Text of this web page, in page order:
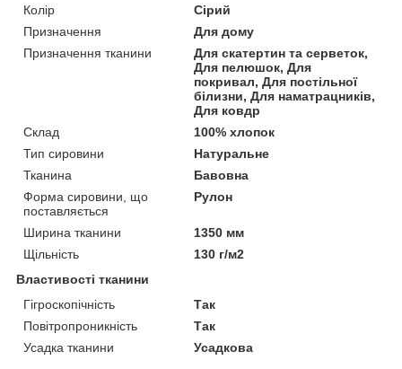
Колір
Сірий
Призначення
Для дому
Призначення тканини
Для скатертин та серветок,
Для пелюшок, Для
покривал, Для постільної
білизни, Для наматрацників,
Для ковдр
Склад
100% хлопок
Тип сировини
Натуральне
Тканина
Бавовна
Форма сировини, що
поставляється
Рулон
Ширина тканини
1350 мм
Щільність
130 г/м2
Властивості тканини
Гігроскопічність
Так
Повітропроникність
Так
Усадка тканини
Усадкова